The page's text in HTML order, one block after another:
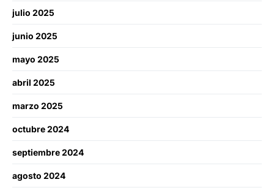
julio 2025
junio 2025
mayo 2025
abril 2025
marzo 2025
octubre 2024
septiembre 2024
agosto 2024